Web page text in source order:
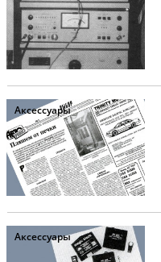
Аксессуары
Аксессуары